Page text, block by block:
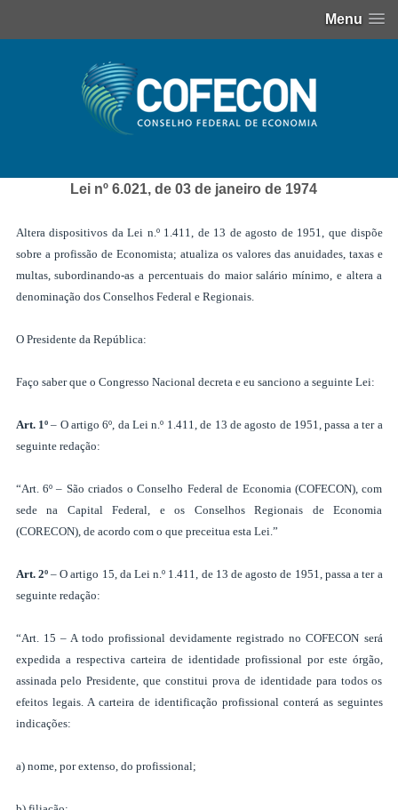
Menu
Lei nº 6.021, de 03 de janeiro de 1974
Altera dispositivos da Lei n.º 1.411, de 13 de agosto de 1951, que dispõe
sobre a profissão de Economista; atualiza os valores das anuidades, taxas e
multas, subordinando-as a percentuais do maior salário mínimo, e altera a
denominação dos Conselhos Federal e Regionais.
O Presidente da República:
Faço saber que o Congresso Nacional decreta e eu sanciono a seguinte Lei:
Art. 1º– O artigo 6º, da Lei n.º 1.411, de 13 de agosto de 1951, passa a ter a
seguinte redação:
“Art. 6º – São criados o Conselho Federal de Economia (COFECON), com
sede na Capital Federal, e os Conselhos Regionais de Economia
(CORECON), de acordo com o que preceitua esta Lei.”
Art. 2º– O artigo 15, da Lei n.º 1.411, de 13 de agosto de 1951, passa a ter a
seguinte redação:
“Art. 15 – A todo profissional devidamente registrado no COFECON será
expedida a respectiva carteira de identidade profissional por este órgão,
assinada pelo Presidente, que constitui prova de identidade para todos os
efeitos legais. A carteira de identificação profissional conterá as seguintes
indicações:
a) nome, por extenso, do profissional;